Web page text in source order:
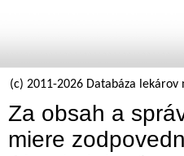
(c) 2011-2026 Databáza lekárov
Za obsah a
miere